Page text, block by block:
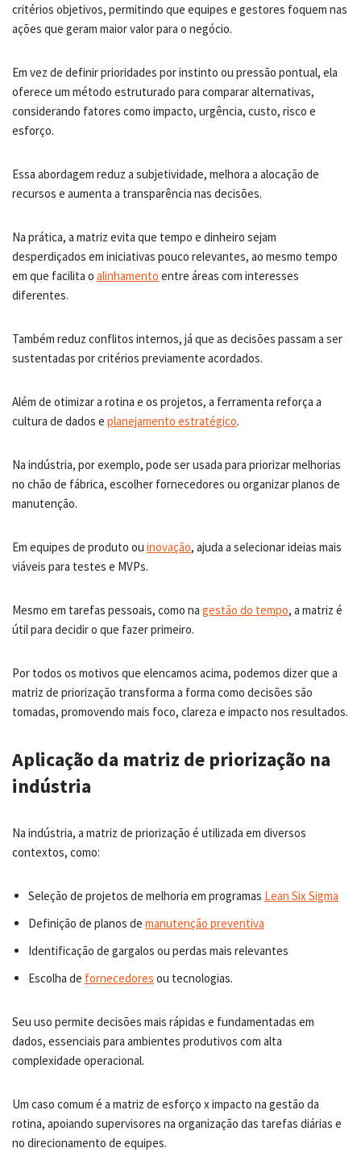
critérios objetivos, permitindo que equipes e gestores foquem nas
ações que geram maior valor para o negócio.
Em vez de definir prioridades por instinto ou pressão pontual, ela
oferece um método estruturado para comparar alternativas,
considerando fatores como impacto, urgência, custo, risco e
esforço.
Essa abordagem reduz a subjetividade, melhora a alocação de
recursos e aumenta a transparência nas decisões.
Na prática, a matriz evita que tempo e dinheiro sejam
desperdiçados em iniciativas pouco relevantes, ao mesmo tempo
em que facilita o alinhamento entre áreas com interesses
diferentes.
Também reduz conflitos internos, já que as decisões passam a ser
sustentadas por critérios previamente acordados.
Além de otimizar a rotina e os projetos, a ferramenta reforça a
cultura de dados e planejamento estratégico.
Na indústria, por exemplo, pode ser usada para priorizar melhorias
no chão de fábrica, escolher fornecedores ou organizar planos de
manutenção.
Em equipes de produto ou inovação, ajuda a selecionar ideias mais
viáveis para testes e MVPs.
Mesmo em tarefas pessoais, como na gestão do tempo, a matriz é
útil para decidir o que fazer primeiro.
Por todos os motivos que elencamos acima, podemos dizer que a
matriz de priorização transforma a forma como decisões são
tomadas, promovendo mais foco, clareza e impacto nos resultados.
Aplicação da matriz de priorização na
indústria
Na indústria, a matriz de priorização é utilizada em diversos
contextos, como:
Seleção de projetos de melhoria em programas Lean Six Sigma
Definição de planos de manutenção preventiva
Identificação de gargalos ou perdas mais relevantes
Escolha de fornecedores ou tecnologias.
Seu uso permite decisões mais rápidas e fundamentadas em
dados, essenciais para ambientes produtivos com alta
complexidade operacional.
Um caso comum é a matriz de esforço x impacto na gestão da
rotina, apoiando supervisores na organização das tarefas diárias e
no direcionamento de equipes.